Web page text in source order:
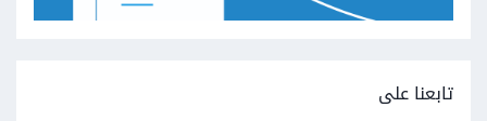
تابعنا على